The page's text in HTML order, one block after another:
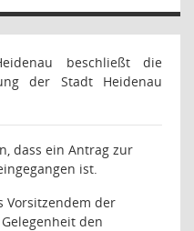
beschließt die
der Stadt Heidenau
dass ein Antrag zur
ist.
Vorsitzendem der
den